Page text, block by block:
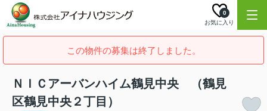
お気に入り
0
この物件の募集は終了しました。
ＮＩＣアーバンハイム鶴見中央 （鶴見
区鶴見中央２丁目）